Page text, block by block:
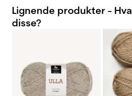
Lignende produkter -
disse?